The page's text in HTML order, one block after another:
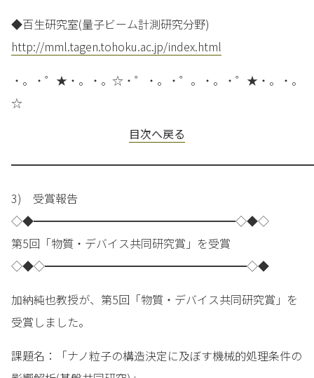
◆百生研究室(量子ビーム計測研究分野)
http://mml.tagen.tohoku.ac.jp/index.html
・。・゜★・。・。☆・゜・。・゜。・。・゜★・。・。
☆
目次へ戻る
3) 受賞報告
◇◆━━━━━━━━━━━━━━━━━━◇◆◇
第5回「物質・デバイス共同研究賞」を受賞
◇◆◇━━━━━━━━━━━━━━━━━━◇◆
加納純也教授が、第5回「物質・デバイス共同研究賞」を
受賞しました。
課題名：「ナノ粒子の構造決定に及ぼす機械的処理条件の